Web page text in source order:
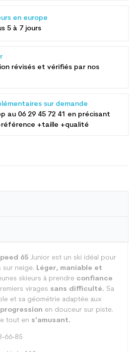
en europe
5 à 7 jours
révisés et vérifiés par nos
sur demande
au 06 29 45 72 41 en précisant
+taille +qualité
65 Junior est un ski idéal pour
sur neige. Léger, maniable et
skieurs à prendre confiance
virages sans difficulté. Sa
et sa géométrie adaptée aux
progression en douceur sur piste.
tout en s’amusant.
66-85